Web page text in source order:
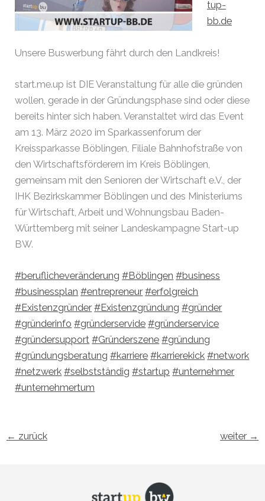
tup-
bb.de
Unsere Buswerbung fährt durch den Landkreis!
start.me.up ist DIE Veranstaltung für alle die gründen
wollen, gerade in der Gründungsphase sind oder diese
bereits hinter sich haben. Veranstaltet wird das Event
am 13. März 2020 im Sparkassenforum der
Kreissparkasse Böblingen, Filiale Bahnhofstraße von
den Wirtschaftsförderern im Kreis Böblingen,
gemeinsam mit den Senioren der Wirtschaft e.V., der
IHK Bezirkskammer Böblingen und des Ministeriums
für Wirtschaft, Arbeit und Wohnungsbau Baden-
Württemberg mit seiner Landeskampagne Start-up
BW.
#beruflicheveränderung #Böblingen #business
#businessplan #entrepreneur #erfolgreich
#Existenzgründer #Existenzgründung #gründer
#gründerinfo #gründerservide #gründerservice
#gründersupport #Gründerszene #gründung
#gründungsberatung #karriere #karrierekick #network
#netzwerk #selbstständig #startup #unternehmer
#unternehmertum
← zurück weiter →